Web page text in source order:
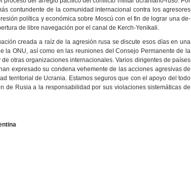
contundente de la comunidad internacional contra los agresores
política y económica sobre Moscú con el fin de lograr una de-
de libre navegación por el canal de Kerch-Yenikali.
creada a raíz de la agresión rusa se discute esos días en una
la ONU, así como en las reuniones del Consejo Permanente de la
otras organizaciones internacionales. Varios dirigentes de países
expresado su condena vehemente de las acciones agresivas de
territorial de Ucrania. Estamos seguros que con el apoyo del todo
de Rusia a la responsabilidad por sus violaciones sistemáticas de